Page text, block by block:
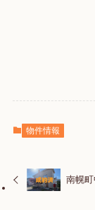
物件情報
南幌